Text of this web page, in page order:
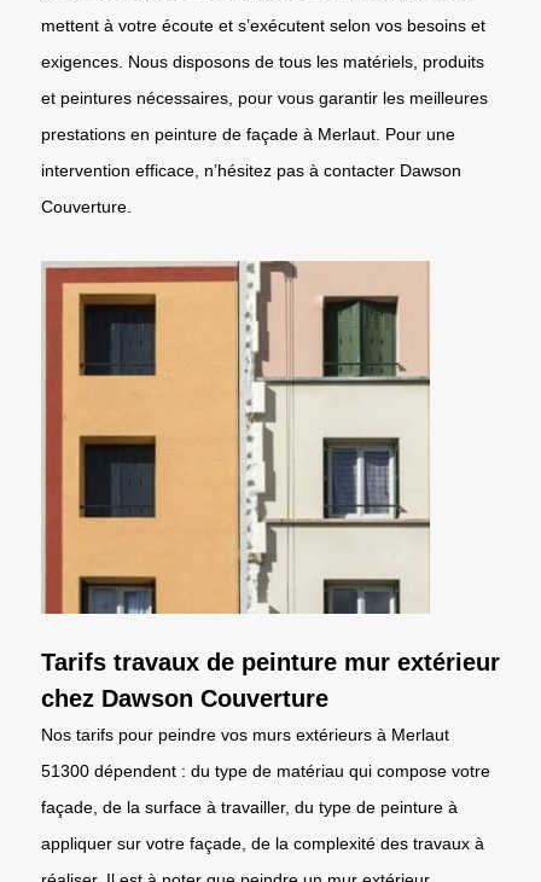
mettent à votre écoute et s’exécutent selon vos besoins et
exigences. Nous disposons de tous les matériels, produits
et peintures nécessaires, pour vous garantir les meilleures
prestations en peinture de façade à Merlaut. Pour une
intervention efficace, n’hésitez pas à contacter Dawson
Couverture.
Tarifs travaux de peinture mur extérieur
chez Dawson Couverture
Nos tarifs pour peindre vos murs extérieurs à Merlaut
51300 dépendent : du type de matériau qui compose votre
façade, de la surface à travailler, du type de peinture à
appliquer sur votre façade, de la complexité des travaux à